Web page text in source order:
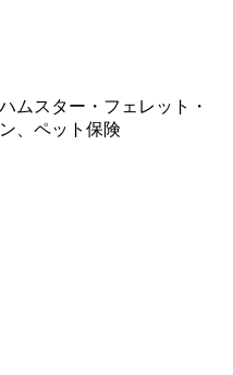
ムスター・フェレット・
、ペット保険